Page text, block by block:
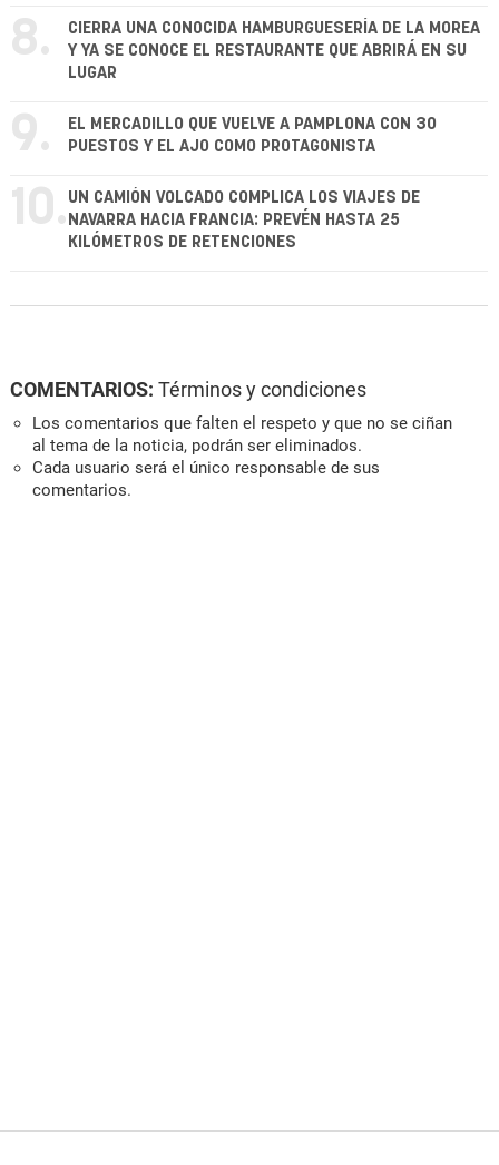
8.
CIERRA UNA CONOCIDA HAMBURGUESERÍA DE LA MOREA
Y YA SE CONOCE EL RESTAURANTE QUE ABRIRÁ EN SU
LUGAR
9.
EL MERCADILLO QUE VUELVE A PAMPLONA CON 30
PUESTOS Y EL AJO COMO PROTAGONISTA
10. UN CAMIÓN VOLCADO COMPLICA LOS VIAJES DE
NAVARRA HACIA FRANCIA: PREVÉN HASTA 25
KILÓMETROS DE RETENCIONES
COMENTARIOS: Términos y condiciones
Los comentarios que falten el respeto y que no se ciñan
al tema de la noticia, podrán ser eliminados.
Cada usuario será el único responsable de sus
comentarios.